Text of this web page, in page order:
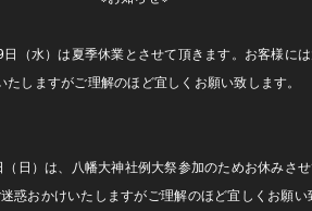
（水）は夏季休業とさせて頂きます。お客様に
たしますがご理解のほど宜しくお願い致します。
日）は、八幡大神社例大祭参加のためお休みさせ
惑おかけいたしますがご理解のほど宜しくお願い